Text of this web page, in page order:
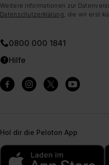
Weitere Informationen zur
Datenschutzerklärung , die wir erst
0800 000 1841
Hilfe
Hol dir die Peloton App